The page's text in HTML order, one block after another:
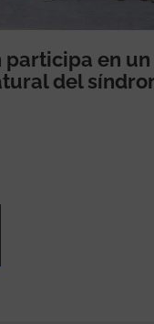
participa en
del